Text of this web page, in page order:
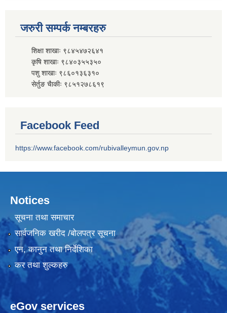
जरुरी सम्पर्क नम्बरहरु
शिक्षा शाखाः ९८४५४७२६४१
कृषि शाखाः ९८४०३५५३५०
पशु शाखाः ९८६०१३६३१०
सेर्तुङ चैाकीः ९८५१२७८६१९
Facebook Feed
https://www.facebook.com/rubivalleymun.gov.np
Notices
सूचना तथा समाचार
सार्वजनिक खरीद /बोलपत्र सूचना
एन, कानुन तथा निर्देशिका
कर तथा शुल्कहरु
eGov services